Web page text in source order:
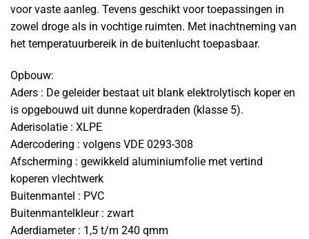
voor vaste aanleg. Tevens geschikt voor toepassingen in
zowel droge als in vochtige ruimten. Met inachtneming van
het temperatuurbereik in de buitenlucht toepasbaar.
Opbouw:
Aders : De geleider bestaat uit blank elektrolytisch koper en
is opgebouwd uit dunne koperdraden (klasse 5).
Aderisolatie : XLPE
Adercodering : volgens VDE 0293-308
Afscherming : gewikkeld aluminiumfolie met vertind
koperen vlechtwerk
Buitenmantel : PVC
Buitenmantelkleur : zwart
Aderdiameter : 1,5 t/m 240 qmm